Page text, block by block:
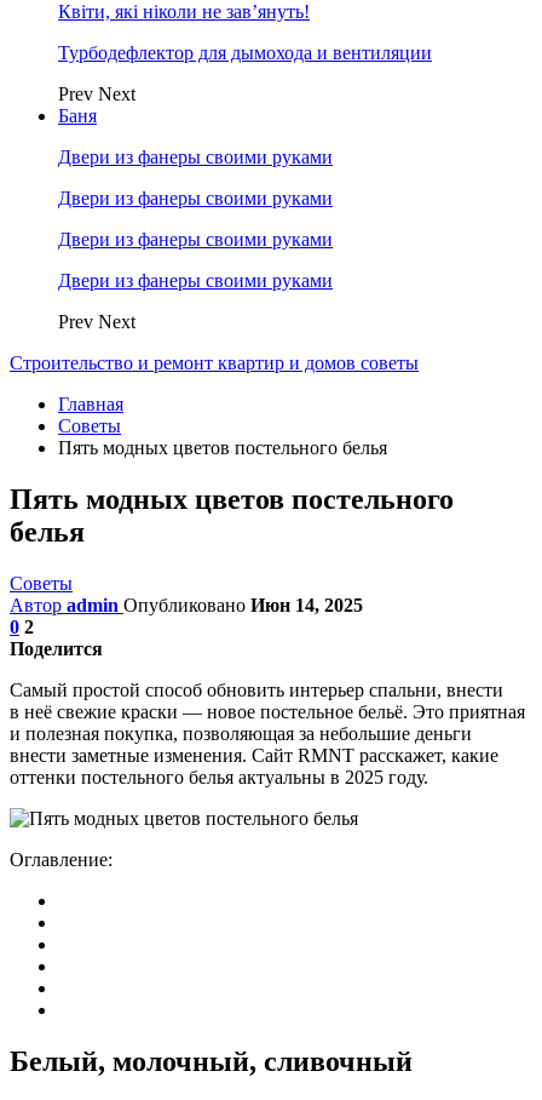
Квіти, які ніколи не зав’януть!
Турбодефлектор для дымохода и вентиляции
Prev Next
Баня
Двери из фанеры своими руками
Двери из фанеры своими руками
Двери из фанеры своими руками
Двери из фанеры своими руками
Prev Next
Строительство и ремонт квартир и домов советы
Главная
Советы
Пять модных цветов постельного белья
Пять модных цветов постельного
белья
Советы
Автор admin Опубликовано Июн 14, 2025
0 2
Поделится
Самый простой способ обновить интерьер спальни, внести
в неё свежие краски — новое постельное бельё. Это приятная
и полезная покупка, позволяющая за небольшие деньги
внести заметные изменения. Сайт RMNT расскажет, какие
оттенки постельного белья актуальны в 2025 году.
Оглавление:
Белый, молочный, сливочный